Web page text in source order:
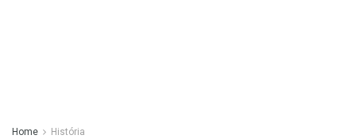
Home História